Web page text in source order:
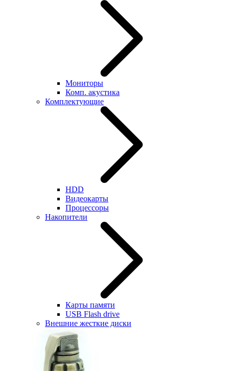
Мониторы
Комп. акустика
Комплектующие
HDD
Видеокарты
Процессоры
Накопители
Карты памяти
USB Flash drive
Внешние жесткие диски